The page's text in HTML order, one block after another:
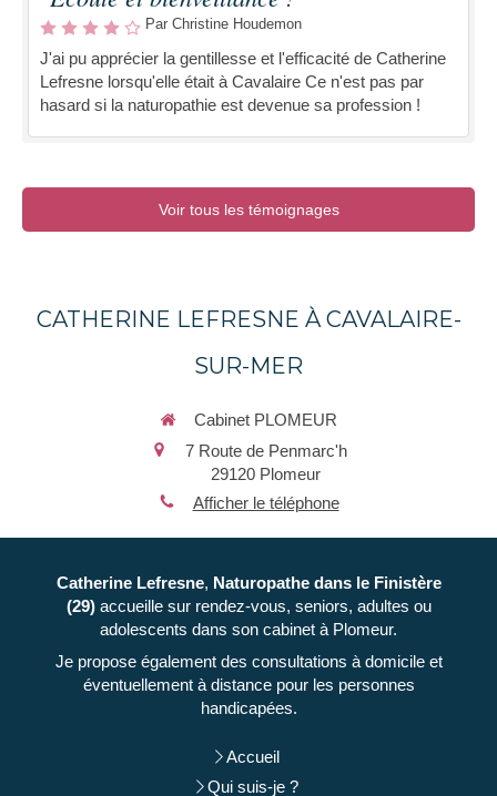
Par Christine Houdemon
J'ai pu apprécier la gentillesse et l'efficacité de Catherine
Lefresne lorsqu'elle était à Cavalaire Ce n'est pas par
hasard si la naturopathie est devenue sa profession !
Voir tous les témoignages
CATHERINE LEFRESNE À CAVALAIRE-
SUR-MER
Cabinet PLOMEUR
7 Route de Penmarc'h
29120 Plomeur
Afficher le téléphone
Catherine Lefresne, Naturopathe dans le Finistère
(29) accueille sur rendez-vous, seniors, adultes ou
adolescents dans son cabinet à Plomeur.
Je propose également des consultations à domicile et
éventuellement à distance pour les personnes
handicapées.
Accueil
Qui suis-je ?